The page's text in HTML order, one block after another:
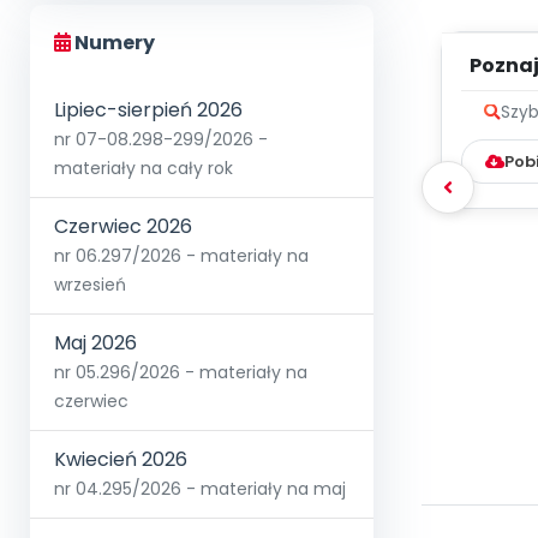
Numery
Lipiec-sierpień 2026
nr 07-08.298-299/2026 -
materiały na cały rok
Czerwiec 2026
nr 06.297/2026 - materiały na
wrzesień
Maj 2026
nr 05.296/2026 - materiały na
czerwiec
Kwiecień 2026
nr 04.295/2026 - materiały na maj